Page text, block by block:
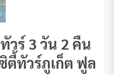
วร์ 3 วัน 2 คืน
ตี้ทัวร์ภูเก็ต ฟูล